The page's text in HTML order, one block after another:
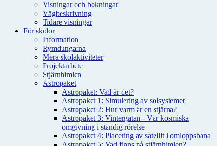
Visningar och bokningar
Vägbeskrivning
Tidare visningar
För skolor
Information
Rymdungarna
Mera skolaktiviteter
Projektarbete
Stjärnhimlen
Astropaket
Astropaket: Vad är det?
Astropaket 1: Simulering av solsystemet
Astropaket 2: Hur varm är en stjärna?
Astropaket 3: Vintergatan - Vår kosmiska
omgivning i ständig rörelse
Astropaket 4: Placering av satellit i omloppsbana
Astropaket 5: Vad finns på stjärnhimlen?